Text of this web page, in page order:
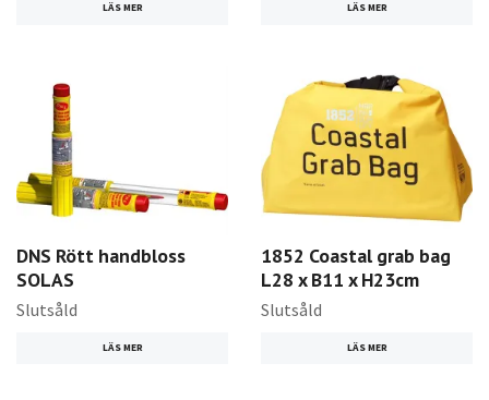
LÄS MER LÄS MER
DNS Rött handbloss
SOLAS
Slutsåld
LÄS MER
1852 Coastal grab bag
L28 x B11 x H23cm
Slutsåld
LÄS MER